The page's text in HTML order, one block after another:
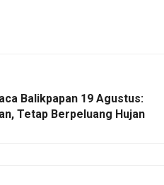
Balikpapan 19 Agustus:
Tetap Berpeluang Hujan